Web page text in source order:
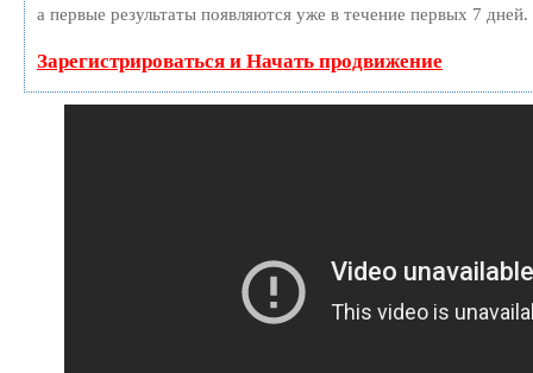
а первые результаты появляются уже в течение первых 7 дней.
Зарегистрироваться и Начать продвижение